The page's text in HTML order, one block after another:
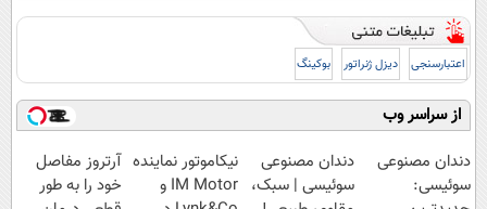
اعتبارسنجی دیزل ژنراتور بوکینگ
از سراسر وب
دندان مصنوعی
سوئیسی:
دندان مصنوعی
سوئیسی | سبک،
نیکاموتور نماینده
IM Motor و
آرتروز مفاصل
خود را به طور